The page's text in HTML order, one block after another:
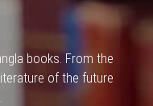
books. From the
of the future